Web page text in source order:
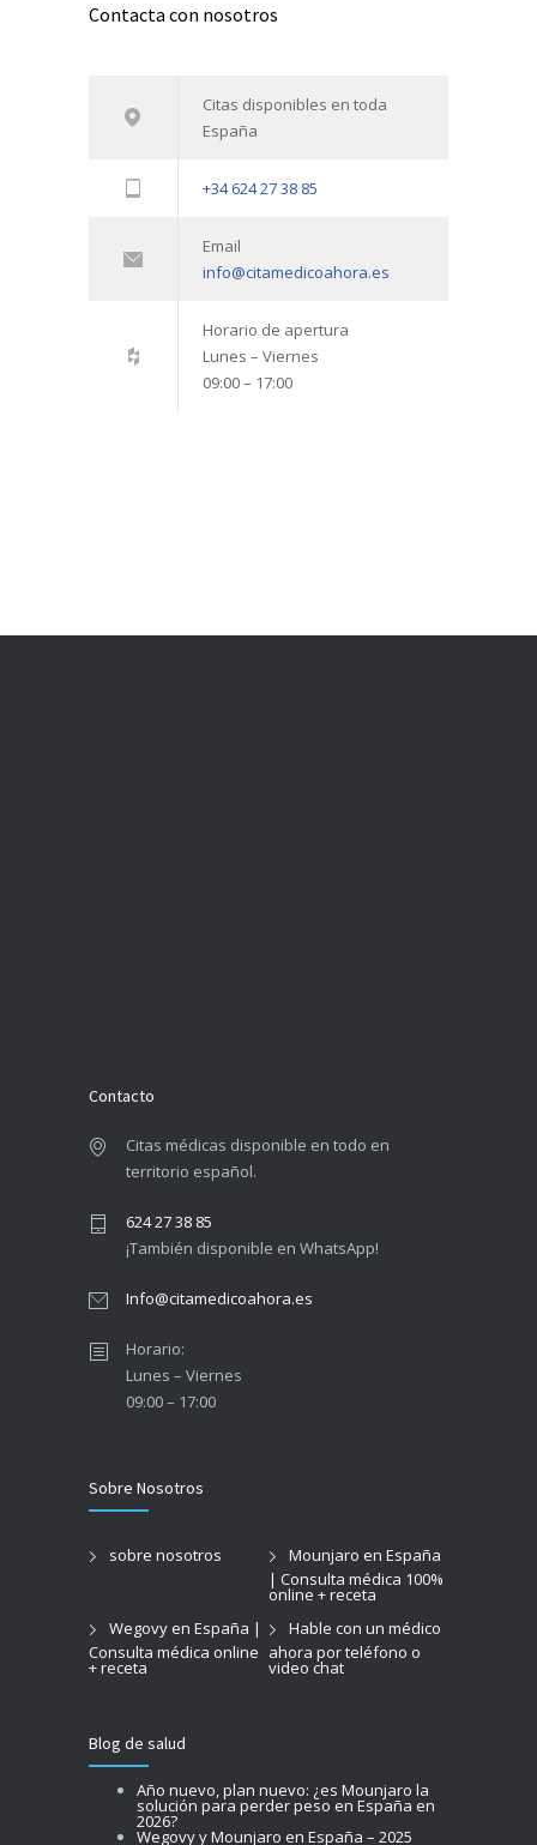
Contacta con nosotros
Citas disponibles en toda
España
+34 624 27 38 85
Email
info@citamedicoahora.es
Horario de apertura
Lunes – Viernes
09:00 – 17:00
Contacto
Citas médicas disponible en todo en
territorio español.
624 27 38 85
¡También disponible en WhatsApp!
Info@citamedicoahora.es
Horario:
Lunes – Viernes
09:00 – 17:00
Sobre Nosotros
sobre nosotros
Mounjaro en España
| Consulta médica 100%
online + receta
Wegovy en España |
Consulta médica online
+ receta
Hable con un médico
ahora por teléfono o
video chat
Blog de salud
Año nuevo, plan nuevo: ¿es Mounjaro la
solución para perder peso en España en
2026?
Wegovy y Mounjaro en España – 2025